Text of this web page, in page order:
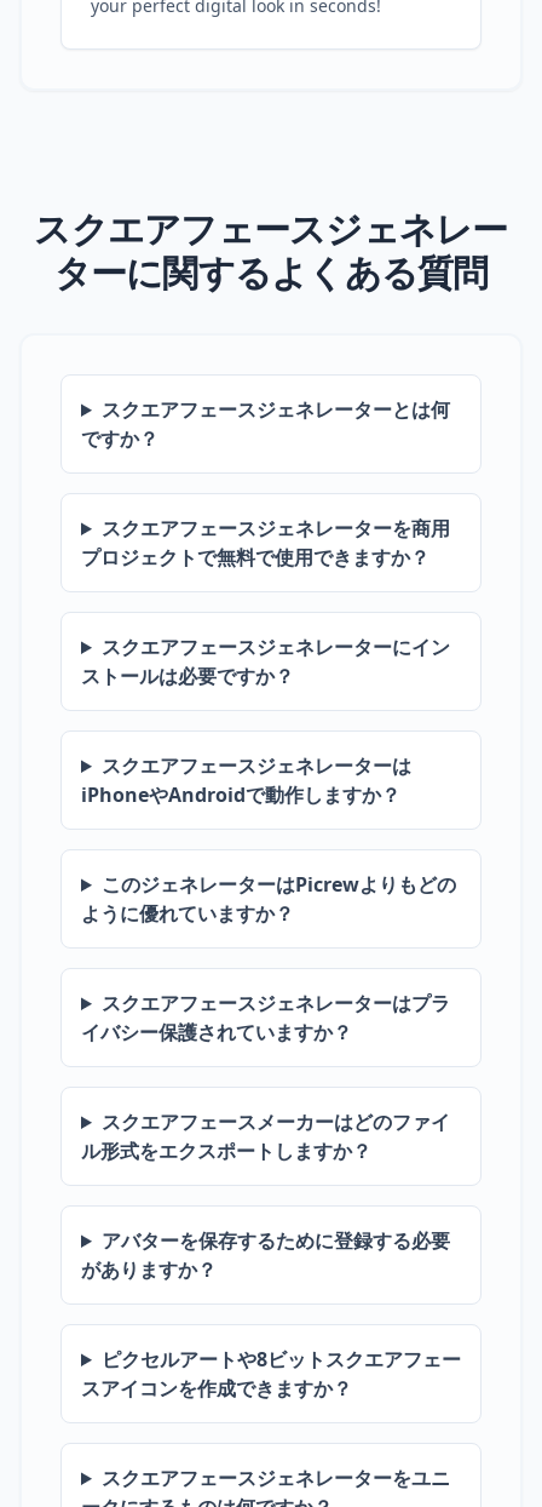
your perfect digital look in seconds!
スクエアフェースジェネレー
ターに関するよくある質問
スクエアフェースジェネレーターとは何
ですか？
スクエアフェースジェネレーターを商用
プロジェクトで無料で使用できますか？
スクエアフェースジェネレーターにイン
ストールは必要ですか？
スクエアフェースジェネレーターは
iPhoneやAndroidで動作しますか？
このジェネレーターはPicrewよりもどの
ように優れていますか？
スクエアフェースジェネレーターはプラ
イバシー保護されていますか？
スクエアフェースメーカーはどのファイ
ル形式をエクスポートしますか？
アバターを保存するために登録する必要
がありますか？
ピクセルアートや8ビットスクエアフェー
スアイコンを作成できますか？
スクエアフェースジェネレーターをユニ